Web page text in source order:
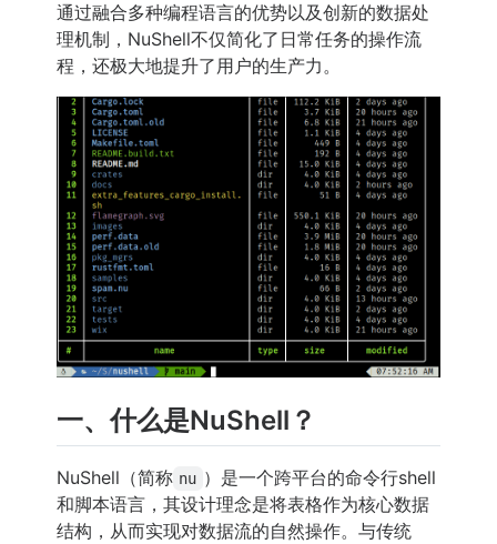
通过融合多种编程语言的优势以及创新的数据处
理机制，NuShell不仅简化了日常任务的操作流
程，还极大地提升了用户的生产力。
一、什么是NuShell？
NuShell（简称 nu ）是一个跨平台的命令行shell
和脚本语言，其设计理念是将表格作为核心数据
结构，从而实现对数据流的自然操作。与传统